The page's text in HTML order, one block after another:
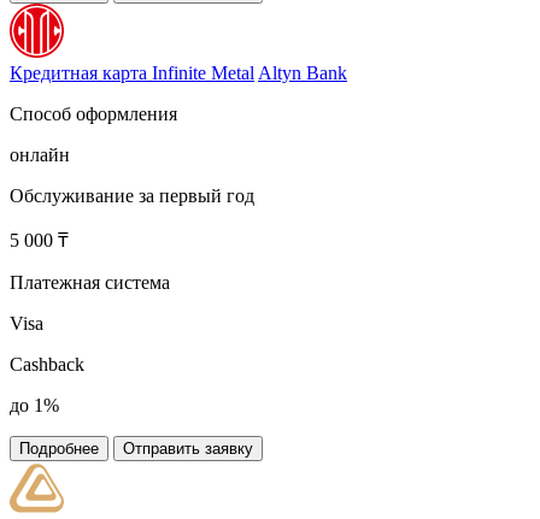
Кредитная карта Infinite Metal Altyn Bank
Способ оформления
онлайн
Обслуживание за первый год
5 000 ₸
Платежная система
Visa
Cashback
до 1%
Подробнее Отправить заявку